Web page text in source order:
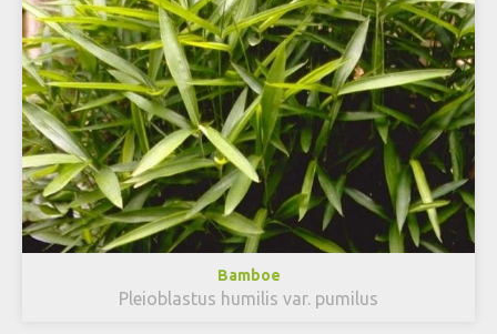
Bamboe
Pleioblastus humilis var. pumilus